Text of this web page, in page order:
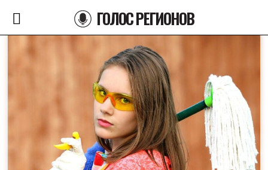
ГОЛОС РЕГИОНОВ